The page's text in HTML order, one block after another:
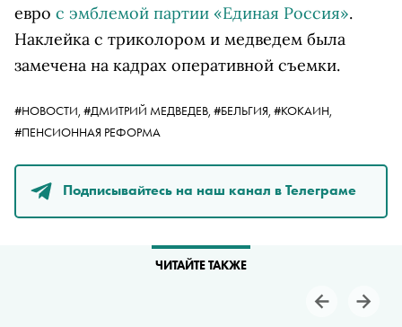
евро с эмблемой партии «Единая Россия».
Наклейка с триколором и медведем была
замечена на кадрах оперативной съемки.
#НОВОСТИ, #ДМИТРИЙ МЕДВЕДЕВ, #БЕЛЬГИЯ, #КОКАИН,
#ПЕНСИОННАЯ РЕФОРМА
Подписывайтесь на наш канал в Телеграме
ЧИТАЙТЕ ТАКЖЕ